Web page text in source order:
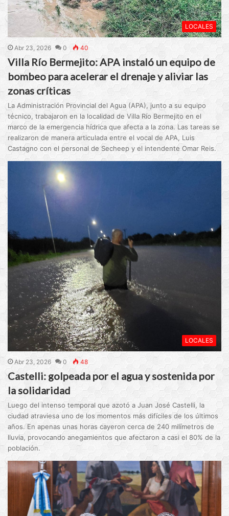
LOCALES
Abr 23, 2026 0 40
Villa Río Bermejito: APA instaló un equipo de
bombeo para acelerar el drenaje y aliviar las
zonas críticas
La Administración Provincial del Agua (APA), junto a su equipo
técnico, trabajaron en la localidad de Villa Río Bermejito en el
marco de la emergencia hídrica que afecta a la zona. Las tareas se
realizaron de manera articulada entre el vocal de APA, Luis
Castagno con el personal de Secheep y el intendente Omar Reis.
LOCALES
Abr 23, 2026 0 48
Castelli: golpeada por el agua y sostenida por
la solidaridad
Luego del intenso temporal que azotó a Juan José Castelli, la
ciudad atraviesa uno de los momentos más difíciles de los últimos
años. En apenas unas horas cayeron cerca de 240 milímetros de
lluvia, provocando anegamientos que afectaron a casi el 80% de la
población.